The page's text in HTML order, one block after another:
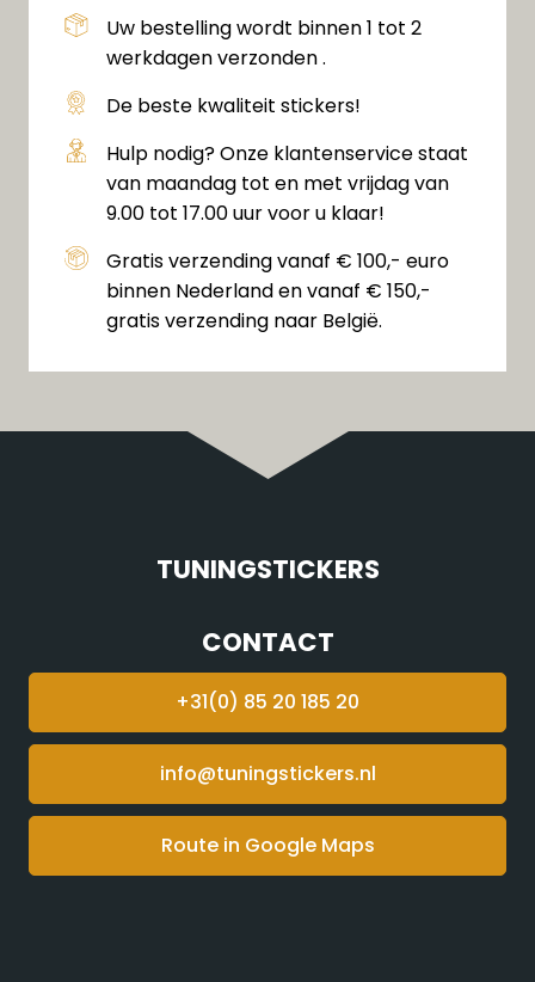
Uw bestelling wordt binnen 1 tot 2
werkdagen verzonden .
De beste kwaliteit stickers!
Hulp nodig? Onze klantenservice staat
van maandag tot en met vrijdag van
9.00 tot 17.00 uur voor u klaar!
Gratis verzending vanaf € 100,- euro
binnen Nederland en vanaf € 150,-
gratis verzending naar België.
TUNINGSTICKERS
CONTACT
+31(0) 85 20 185 20
info@tuningstickers.nl
Route in Google Maps